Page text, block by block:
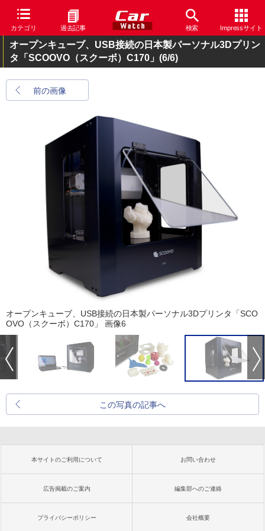
カテゴリ 過去記事 検索 Impressサイト
オープンキューブ、USB接続の日本製パーソナル3Dプリン
タ「SCOOVO（スクーボ）C170」 (6/6)
前の画像
オープンキューブ、USB接続の日本製パーソナル3Dプリンタ「SCO
OVO（スクーボ）C170」 画像6
この写真の記事へ
本サイトのご利用について お問い合わせ
広告掲載のご案内 編集部へのご連絡
プライバシーポリシー 会社概要